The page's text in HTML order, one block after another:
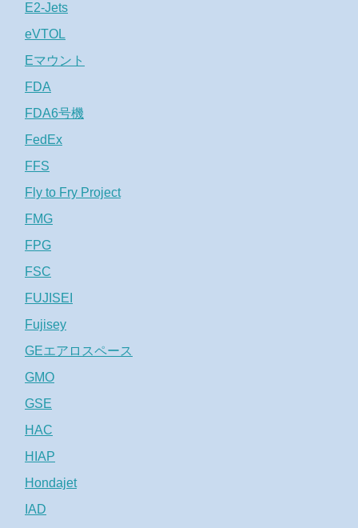
E2-Jets
eVTOL
Eマウント
FDA
FDA6号機
FedEx
FFS
Fly to Fry Project
FMG
FPG
FSC
FUJISEI
Fujisey
GEエアロスペース
GMO
GSE
HAC
HIAP
Hondajet
IAD